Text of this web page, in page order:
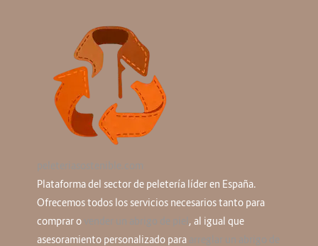
Plataforma del sector de peletería líder en España.
Ofrecemos todos los servicios necesarios tanto para
comprar o
, al igual que
asesoramiento personalizado para